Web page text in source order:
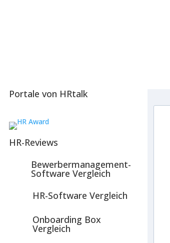
Portale von HRtalk
HR-Reviews
Bewerbermanagement-
Software Vergleich
HR-Software Vergleich
Onboarding Box
Vergleich